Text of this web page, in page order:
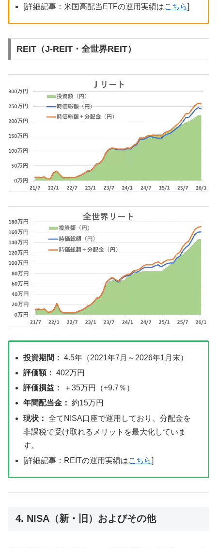
[詳細記事：米国高配当ETFの運用実績はこちら]
REIT（J-REIT・全世界REIT）
投資期間： 4.5年（2021年7月～2026年1月末）
評価額： 402万円
評価損益：
＋35万円（+9.7％）
年間配当金： 約15万円
現状： 全てNISA口座で運用しており、分配金を
非課税で受け取れるメリットを最大化していま
す。
[詳細記事：REITの運用実績はこちら]
4. NISA（新・旧）およびその他